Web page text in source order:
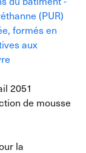
(PUR)
formés en
aux
2051
de mousse
la